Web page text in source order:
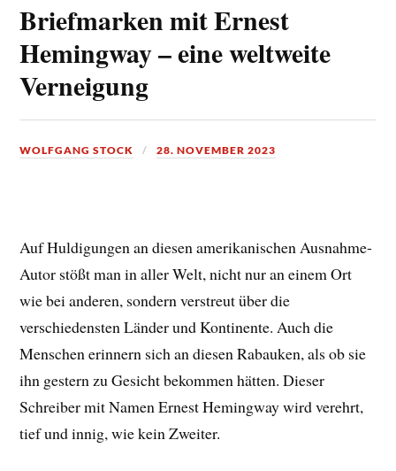
Briefmarken mit Ernest
Hemingway – eine weltweite
Verneigung
WOLFGANG STOCK 28. NOVEMBER 2023
Auf Huldigungen an diesen amerikanischen Ausnahme-
Autor stößt man in aller Welt, nicht nur an einem Ort
wie bei anderen, sondern verstreut über die
verschiedensten Länder und Kontinente. Auch die
Menschen erinnern sich an diesen Rabauken, als ob sie
ihn gestern zu Gesicht bekommen hätten. Dieser
Schreiber mit Namen Ernest Hemingway wird verehrt,
tief und innig, wie kein Zweiter.